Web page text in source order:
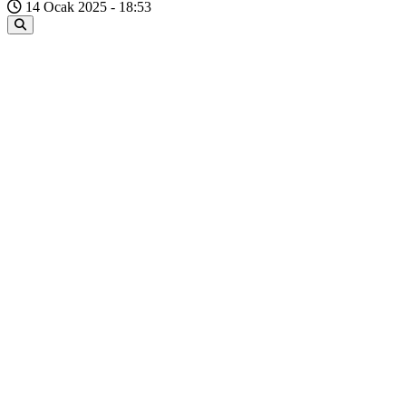
14 Ocak 2025 - 18:53